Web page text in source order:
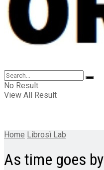
No Result
View All Result
Home Librosì Lab
As time goes by